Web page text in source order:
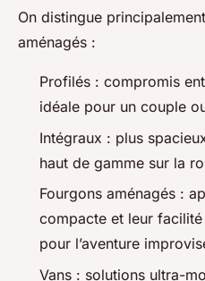
On distingue
aménagés :
Profilés : compromis
idéale pour un couple
Intégraux : plus
haut de gamme sur la
Fourgons aménagés :
compacte et leur
pour l’aventure
Vans : solutions ultra-